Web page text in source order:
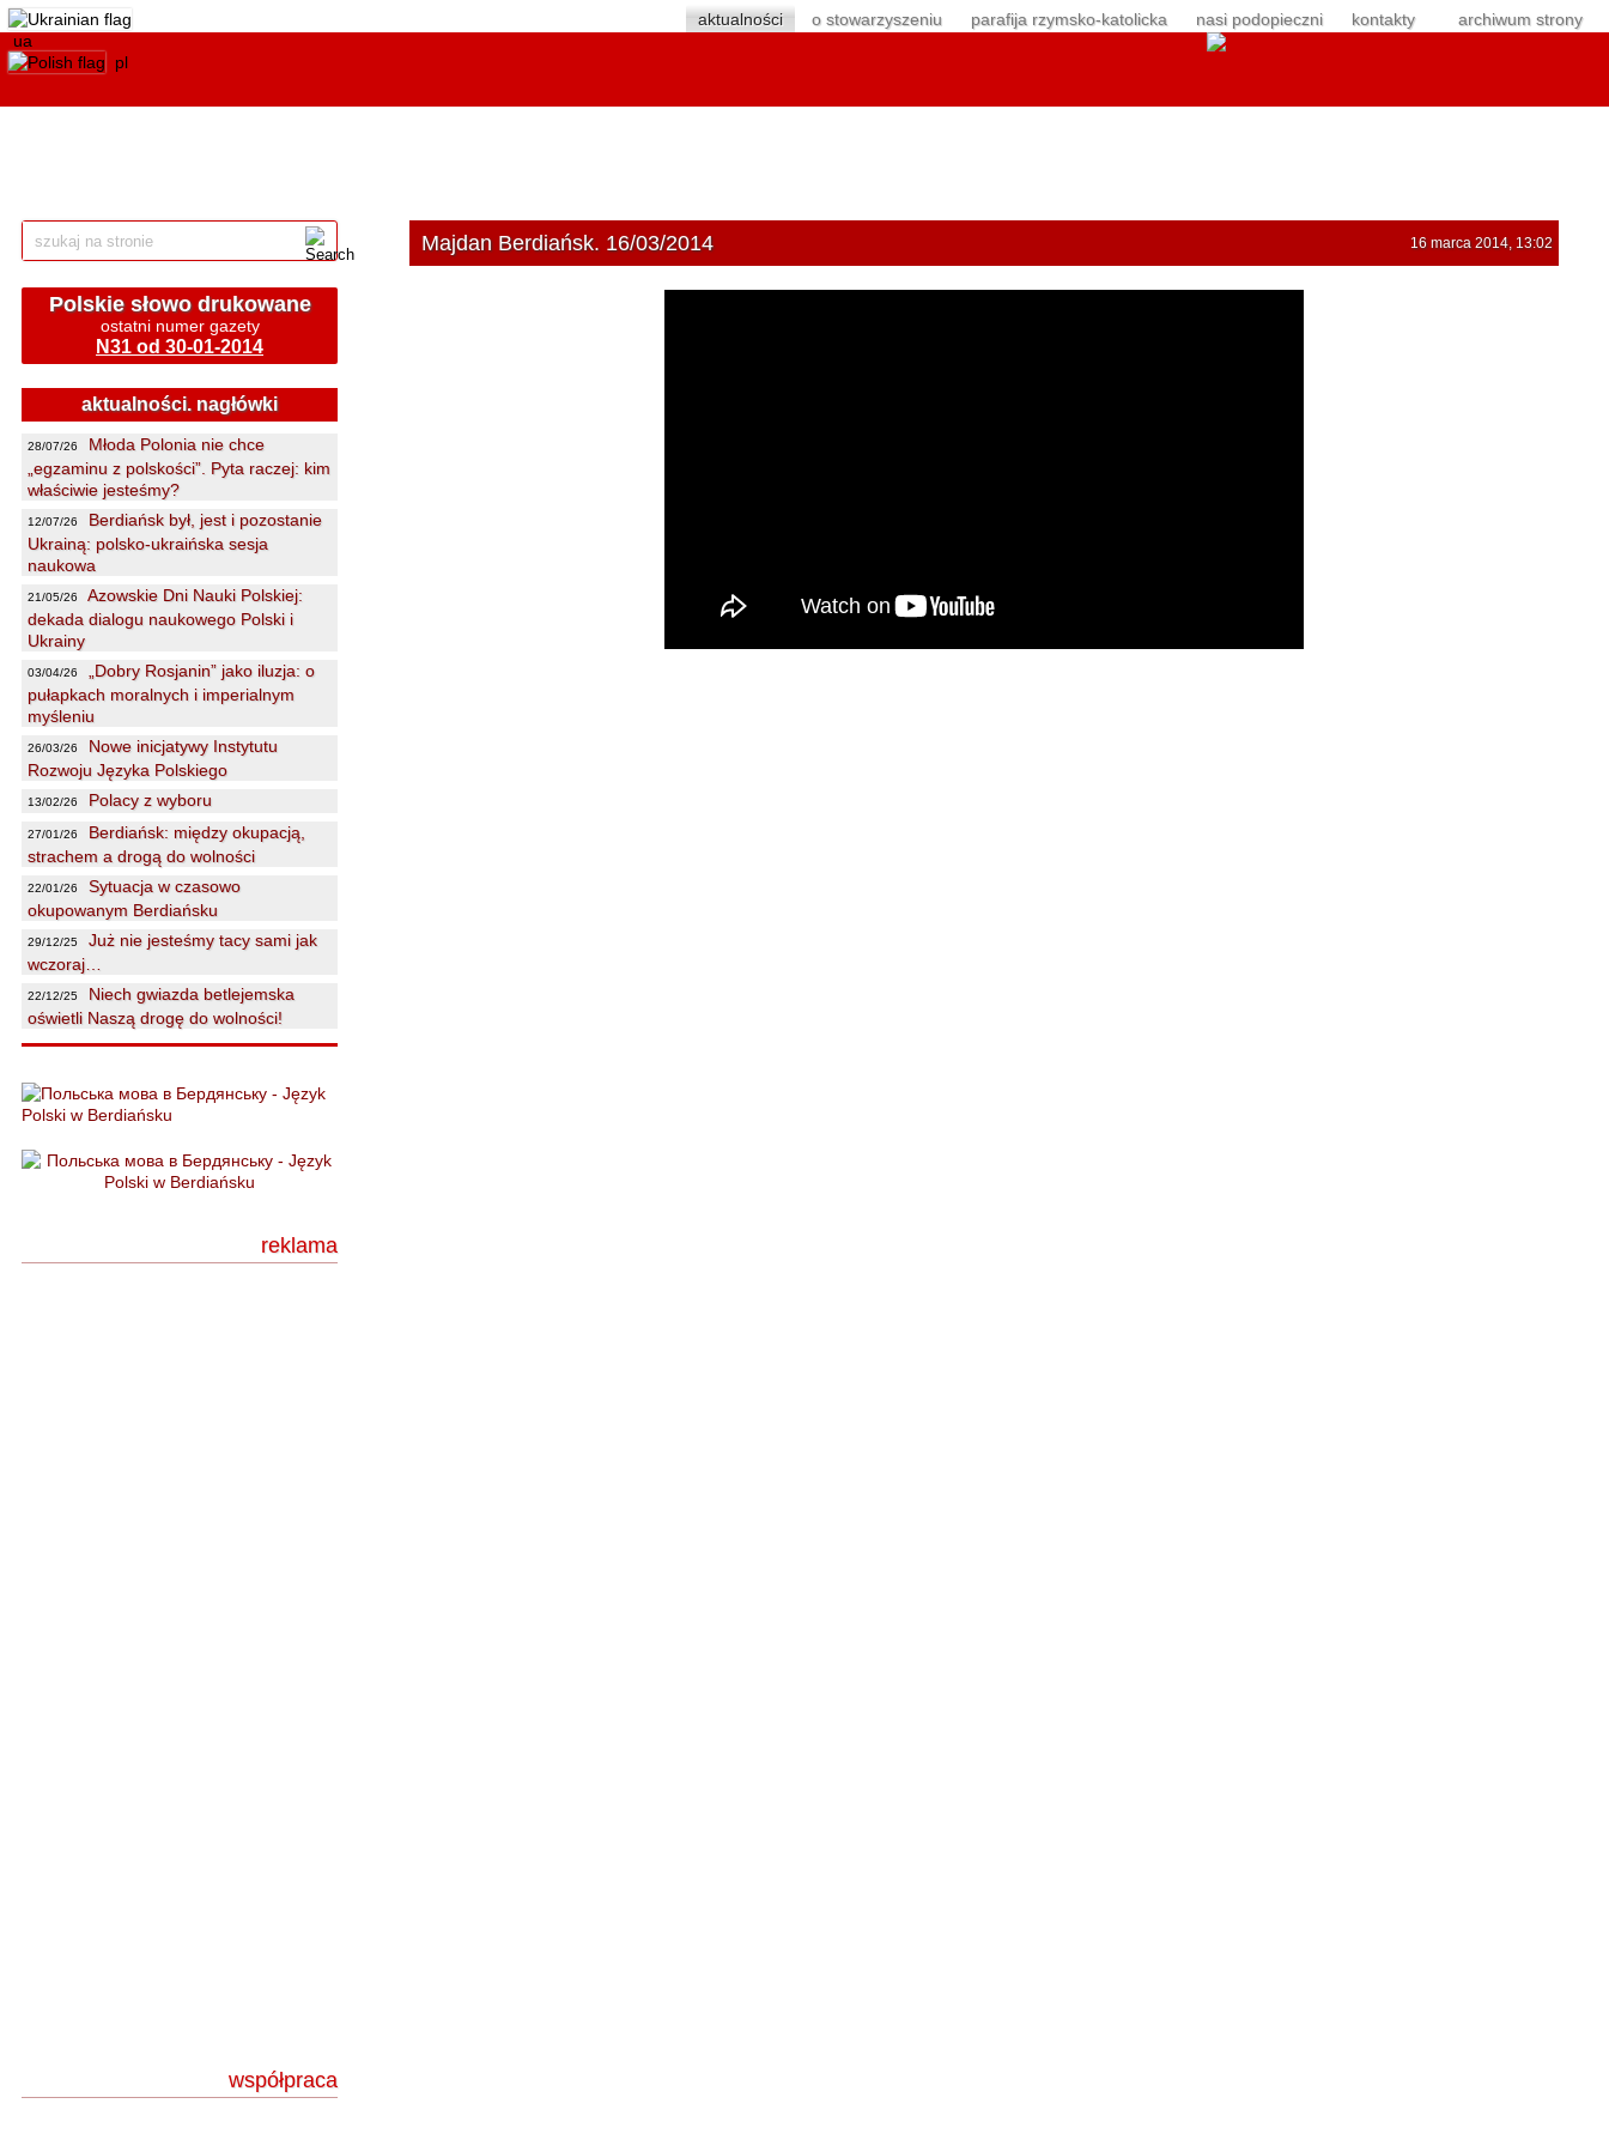
ua
pl
aktualności o stowarzyszeniu parafija rzymsko-katolicka nasi podopieczni kontakty archiwum strony
Polskie słowo drukowane
ostatni numer gazety
N31 od 30-01-2014
aktualności. nagłówki
28/07/26
Młoda Polonia nie chce
„egzaminu z polskości”. Pyta raczej: kim
właściwie jesteśmy?
12/07/26
Berdiańsk był, jest i pozostanie
Ukrainą: polsko-ukraińska sesja
naukowa
21/05/26
Azowskie Dni Nauki Polskiej:
dekada dialogu naukowego Polski i
Ukrainy
03/04/26
„Dobry Rosjanin” jako iluzja: o
pułapkach moralnych i imperialnym
myśleniu
26/03/26
Nowe inicjatywy Instytutu
Rozwoju Języka Polskiego
13/02/26 Polacy z wyboru
27/01/26
Berdiańsk: między okupacją,
strachem a drogą do wolności
22/01/26
Sytuacja w czasowo
okupowanym Berdiańsku
29/12/25
Już nie jesteśmy tacy sami jak
wczoraj…
22/12/25
Niech gwiazda betlejemska
oświetli Naszą drogę do wolności!
reklama
współpraca
Majdan Berdiańsk. 16/03/2014 16 marca 2014, 13:02